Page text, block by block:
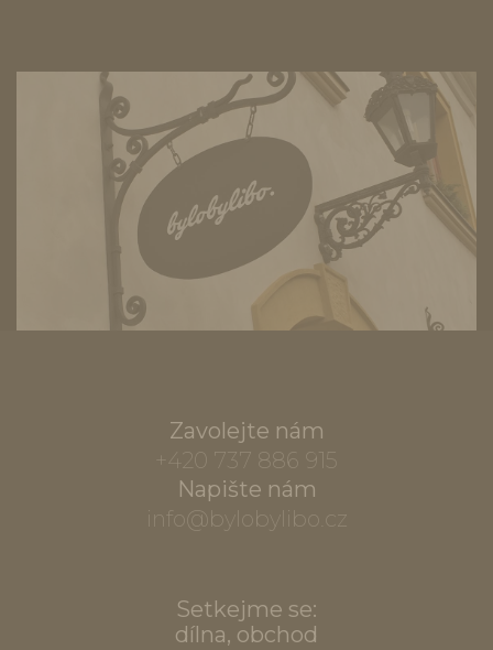
Zavolejte nám
+420 737 886 915
Napište nám
info@bylobylibo.cz
Setkejme se:
dílna, obchod